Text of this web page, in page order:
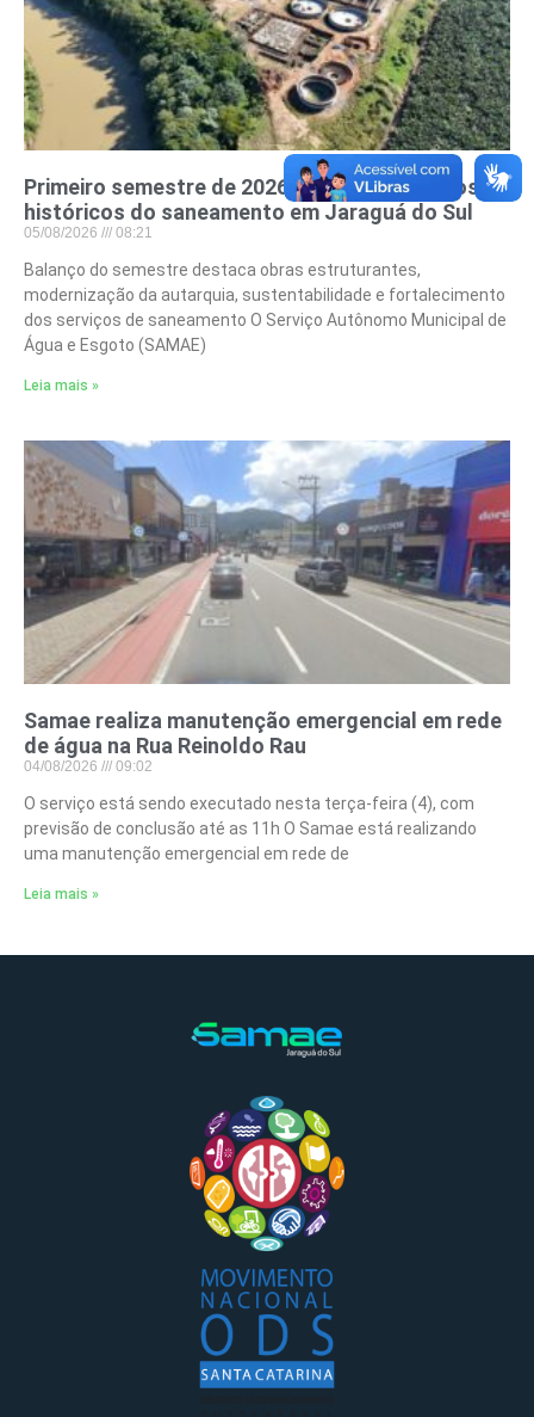
Primeiro semestre de 2026 consolida avanços
históricos do saneamento em Jaraguá do Sul
05/08/2026 08:21
Balanço do semestre destaca obras estruturantes,
modernização da autarquia, sustentabilidade e fortalecimento
dos serviços de saneamento O Serviço Autônomo Municipal de
Água e Esgoto (SAMAE)
Leia mais »
Samae realiza manutenção emergencial em rede
de água na Rua Reinoldo Rau
04/08/2026 09:02
O serviço está sendo executado nesta terça-feira (4), com
previsão de conclusão até as 11h O Samae está realizando
uma manutenção emergencial em rede de
Leia mais »